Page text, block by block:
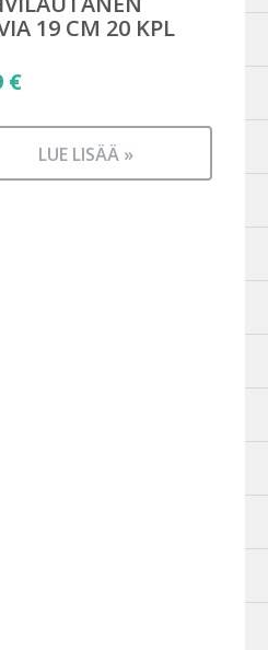
19 CM 20 KPL
€
LUE LISÄÄ »